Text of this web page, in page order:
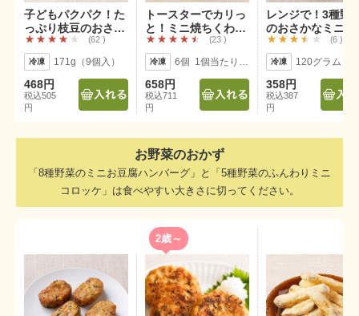
子どもパクパク！た
っぷり枝豆のおさか
なナゲット
62
171g（9個入）
468円
税込505
円
トースターでカリっ
と！ミニ焼ちくわの
磯辺揚げ
23
6個 1個当たり：2.5×8cm
658円
税込711
円
レンジで！3種野
のおさかなミニバ
グ
6
358円
税込387
円
お野菜のおかず
「8種野菜のミニお豆腐ハンバーグ」と「5種野菜のふんわりミニ
コロッケ」は食べやすい大きさに切ってください。
2歳～